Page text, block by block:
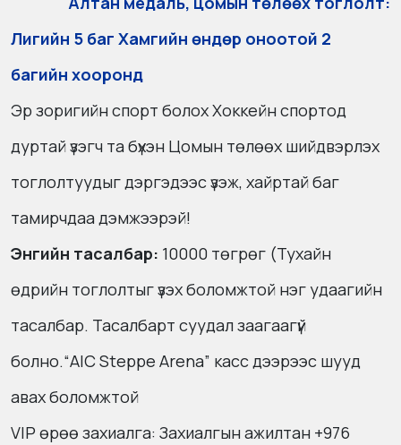
Лигийн 5 баг Хамгийн өндөр оноотой 2
багийн хооронд
Эр зоригийн спорт болох Хоккейн спортод
дуртай үзэгч та бүхэн Цомын төлөөх шийдвэрлэх
тоглолтуудыг дэргэдээс үзэж, хайртай баг
тамирчдаа дэмжээрэй!
Энгийн тасалбар: 10000 төгрөг (Тухайн
өдрийн тоглолтыг үзэх боломжтой нэг удаагийн
тасалбар. Тасалбарт суудал заагаагүй
болно.“AIC Steppe Arena” касс дээрээс шууд
авах боломжтой
VIP өрөө захиалга: Захиалгын ажилтан +976